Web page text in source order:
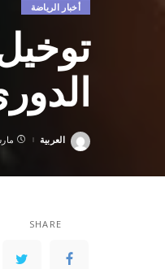
أخبار الرياضة
Posted
العربية مارس
SHARE